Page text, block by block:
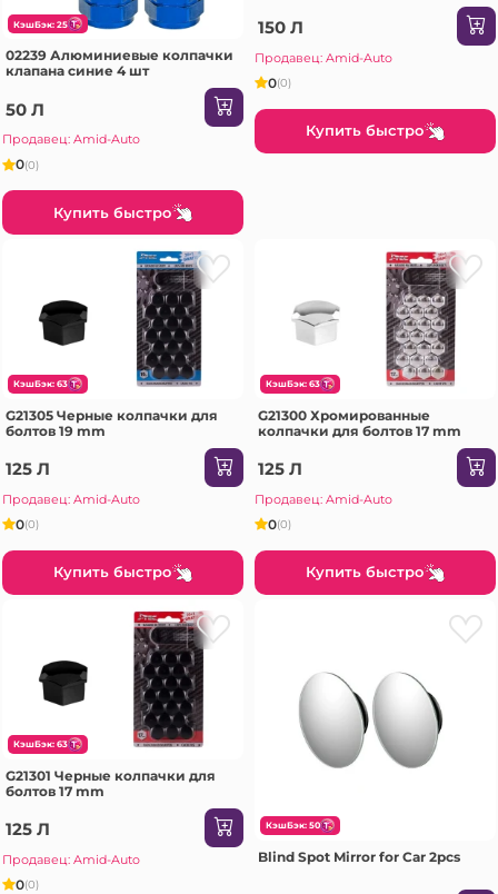
КэшБэк: 25
02239 Алюминиевые колпачки
клапана синие 4 шт
50 Л
Продавец: Amid-Auto
0(0)
Купить быстро
150 Л
Продавец: Amid-Auto
0(0)
Купить быстро
КэшБэк: 63
G21305 Черные колпачки для
болтов 19 mm
125 Л
Продавец: Amid-Auto
0(0)
Купить быстро
КэшБэк: 63
G21300 Хромированные
колпачки для болтов 17 mm
125 Л
Продавец: Amid-Auto
0(0)
Купить быстро
КэшБэк: 63
G21301 Черные колпачки для
болтов 17 mm
125 Л
Продавец: Amid-Auto
0(0)
КэшБэк: 50
Blind Spot Mirror for Car 2pcs